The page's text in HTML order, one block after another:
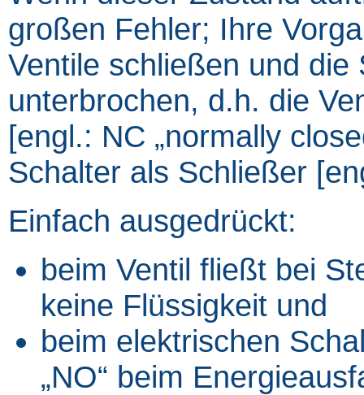
großen Fehler; Ihre
Ventile schließen und
unterbrochen, d.h. die
[engl.: NC „normally
Schalter als Schließer
Einfach ausgedrückt:
beim Ventil fließt bei
keine Flüssigkeit und
beim elektrischen
„NO“ beim